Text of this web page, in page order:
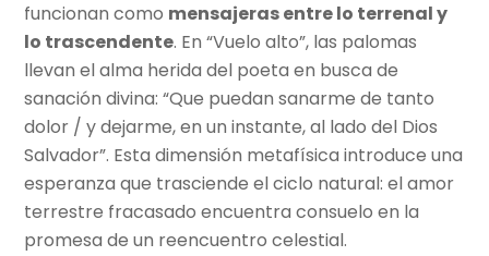
funcionan como mensajeras entre lo terrenal y
lo trascendente. En “Vuelo alto”, las palomas
llevan el alma herida del poeta en busca de
sanación divina: “Que puedan sanarme de tanto
dolor / y dejarme, en un instante, al lado del Dios
Salvador”. Esta dimensión metafísica introduce una
esperanza que trasciende el ciclo natural: el amor
terrestre fracasado encuentra consuelo en la
promesa de un reencuentro celestial.